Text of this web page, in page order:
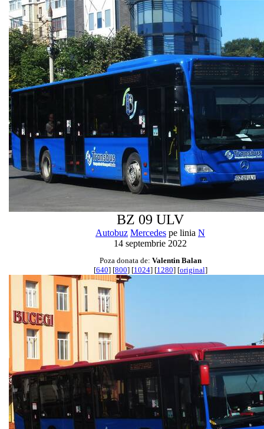
BZ 09 ULV
Autobuz Mercedes pe linia N
14 septembrie 2022
Poza donata de: Valentin Balan
[640] [800] [1024] [1280] [original]